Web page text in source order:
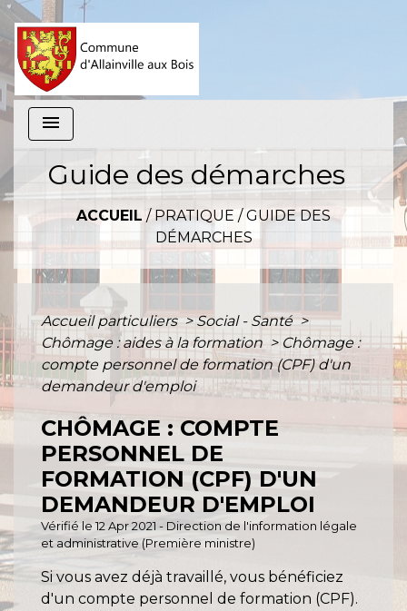
menu
Guide des démarches
ACCUEIL / PRATIQUE /GUIDE DES
DÉMARCHES
Accueil particuliers> Social - Santé>
Chômage : aides à la formation > Chômage :
compte personnel de formation (CPF) d'un
demandeur d'emploi
CHÔMAGE : COMPTE
PERSONNEL DE
FORMATION (CPF) D'UN
DEMANDEUR D'EMPLOI
Vérifié le 12 Apr 2021 - Direction de l'information légale
et administrative (Première ministre)
Si vous avez déjà travaillé, vous bénéficiez
d'un compte personnel de formation (CPF).